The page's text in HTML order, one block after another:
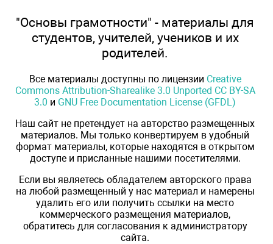
"Основы грамотности" - материалы для
студентов, учителей, учеников и их
родителей.
Все материалы доступны по лицензии Creative
Commons Attribution-Sharealike 3.0 Unported CC BY-SA
3.0 и GNU Free Documentation License (GFDL)
Наш сайт не претендует на авторство размещенных
материалов. Мы только конвертируем в удобный
формат материалы, которые находятся в открытом
доступе и присланные нашими посетителями.
Если вы являетесь обладателем авторского права
на любой размещенный у нас материал и намерены
удалить его или получить ссылки на место
коммерческого размещения материалов,
обратитесь для согласования к администратору
сайта.